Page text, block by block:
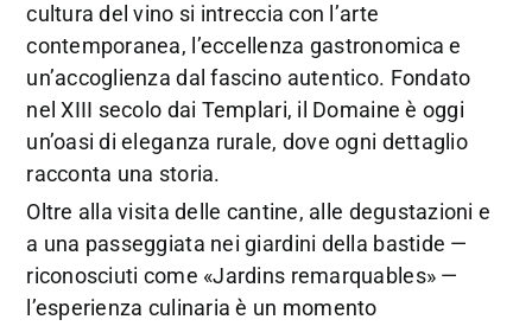
cultura del vino si intreccia con l’arte
contemporanea, l’eccellenza gastronomica e
un’accoglienza dal fascino autentico. Fondato
nel XIII secolo dai Templari, il Domaine è oggi
un’oasi di eleganza rurale, dove ogni dettaglio
racconta una storia.
Oltre alla visita delle cantine, alle degustazioni e
a una passeggiata nei giardini della bastide —
riconosciuti come «Jardins remarquables» —
l’esperienza culinaria è un momento